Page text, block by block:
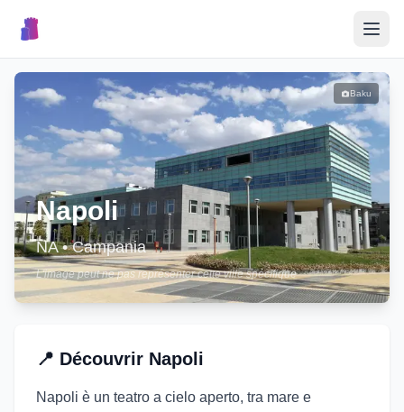
🎉Événements
🏘️ Villages
📝Publier un Événement
🇮🇹
Napoli
NA•Campania
L'image peut ne pas représenter cette ville spécifique
Baku
📍 Découvrir Napoli
Napoli è un teatro a cielo aperto, tra mare e